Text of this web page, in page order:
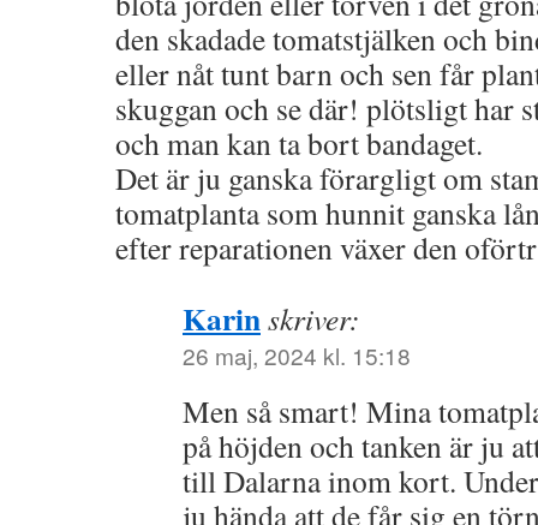
den skadade tomatstjälken och
eller nåt tunt barn och sen får
skuggan och se där! plötsligt har
och man kan ta bort bandaget.
Det är ju ganska förargligt om
tomatplanta som hunnit ganska
efter reparationen växer den
Karinskriver:
26 maj, 2024 kl. 15:18
Men så smart! Mina
på höjden och tanken är ju
till Dalarna inom kort.
ju hända att de får sig en